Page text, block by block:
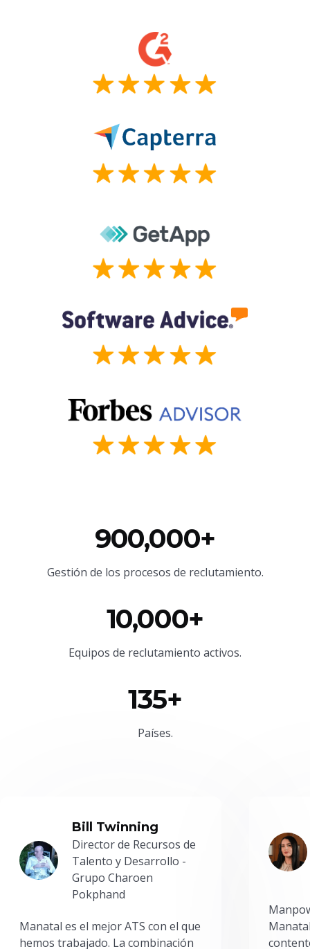
900,000+
Gestión de los procesos de reclutamiento.
10,000+
Equipos de reclutamiento activos.
135+
Países.
Bill Twinning
Director de Recursos de
Talento y Desarrollo -
Grupo Charoen
Pokphand
Manatal es el mejor ATS con el que
hemos trabajado. La combinación